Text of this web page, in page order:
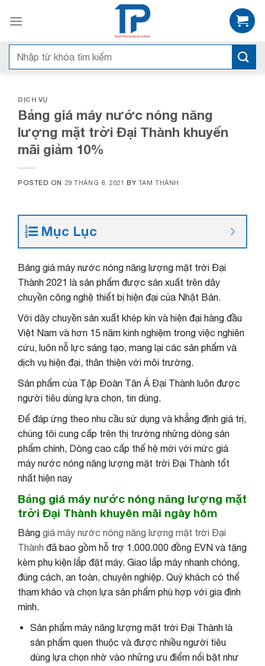
Tìm
kiếm:
DỊCH VỤ
Bảng giá máy nước nóng năng
lượng mặt trời Đại Thành khuyến
mãi giảm 10%
POSTED ON 29 THÁNG 8, 2021 BY TAM THÀNH
Mục Lục
Bảng giá máy nước nóng năng lượng mặt trời Đại
Thành 2021 là sản phẩm được sản xuất trên dây
chuyền công nghệ thiết bị hiện đại của Nhật Bản.
Với dây chuyền sản xuất khép kín và hiện đại hàng đầu
Việt Nam và hơn 15 năm kinh nghiệm trong việc nghiên
cứu, luôn nỗ lực sáng tạo, mang lại các sản phẩm và
dịch vụ hiện đại, thân thiện với môi trường.
Sản phẩm của Tập Đoàn Tân Á Đại Thành luôn được
người tiêu dùng lựa chọn, tin dùng.
Để đáp ứng theo nhu cầu sử dụng và khẳng định giá trị,
chúng tôi cung cấp trên thị trường những dòng sản
phẩm chính, Dòng cao cấp thế hệ mới với mức giá
máy nước nóng năng lượng mặt trời Đại Thành tốt
nhất hiện nay
Bảng giá máy nước nóng năng lượng mặt
trời Đại Thành khuyên mãi ngày hôm
Bảng giá máy nước nóng năng lượng mặt trời Đại
Thành đã bao gồm hỗ trợ 1.000.000 đồng EVN và tặng
kèm phụ kiện lắp đặt máy. Giao lắp máy nhanh chóng,
đúng cách, an toàn, chuyên nghiệp. Quý khách có thể
tham khảo và chọn lựa sản phẩm phù hợp với gia đình
mình.
Sản phẩm máy năng lượng mặt trời Đại Thành là
sản phẩm quen thuộc và được nhiều người tiêu
dùng lựa chọn nhờ vào những ưu điểm nổi bật như